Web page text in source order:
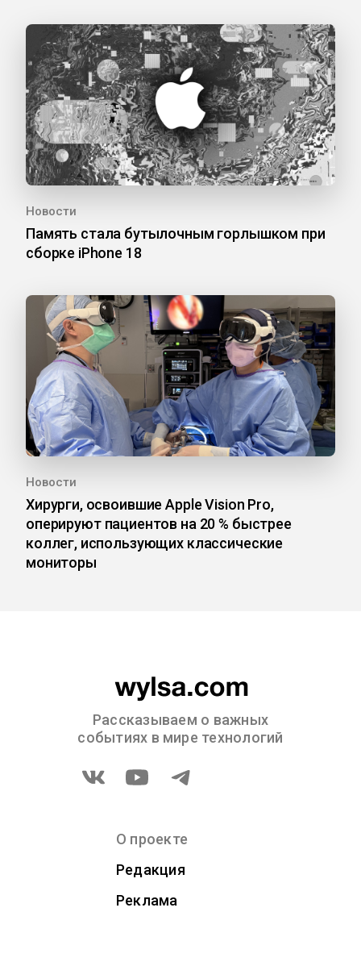
Новости
Память стала бутылочным горлышком при
сборке iPhone 18
Новости
Хирурги, освоившие Apple Vision Pro,
оперируют пациентов на 20 % быстрее
коллег, использующих классические
мониторы
Рассказываем о важных
событиях в мире технологий
О проекте
Редакция
Реклама